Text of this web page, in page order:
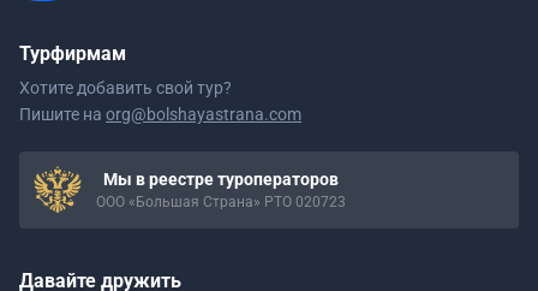
Турфирмам
Хотите добавить свой тур?
Пишите на org@bolshayastrana.com
Мы в реестре туроператоров
ООО «Большая Страна» РТО 020723
Давайте дружить